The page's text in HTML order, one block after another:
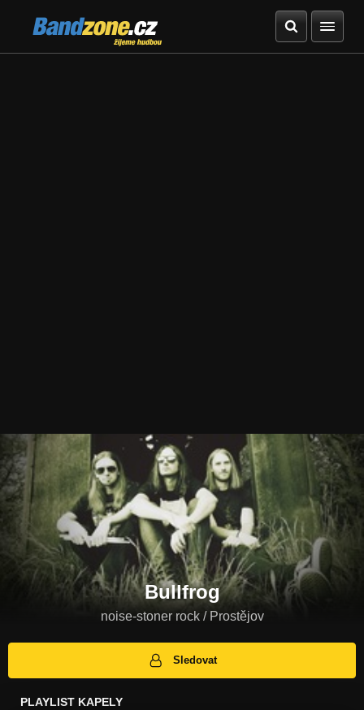
Bandzone.cz
žijeme hudbou
Bullfrog
noise-stoner rock / Prostějov
Sledovat
PLAYLIST KAPELY